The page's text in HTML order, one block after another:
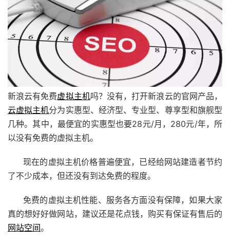
新浪云有免费虚拟主机吗？没有，打开新浪云的官网产品，
云虚拟主机分为实惠型、经济型、专业型、尊享型和旗舰型
几种。其中，最便宜的实惠型也要28元/月，280元/年，所
以没有免费的虚拟主机。
现在的虚拟主机价格普遍便宜，已经给网站建造者节约
了不少成本，但还没有到达免费的程度。
免费的虚拟主机性能、服务各方面没有保障，如果大家
真的想好好做网站，建议还是花点钱，购买有保证有售后的
网站空间。